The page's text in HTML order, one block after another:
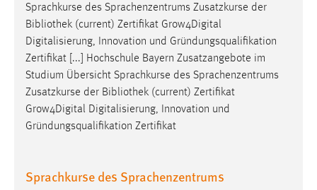
Sprachkurse des Sprachenzentrums Zusatzkurse der
Bibliothek (current) Zertifikat Grow4Digital
Digitalisierung, Innovation und Gründungsqualifikation
Zertifikat [...] Hochschule Bayern Zusatzangebote im
Studium Übersicht Sprachkurse des Sprachenzentrums
Zusatzkurse der Bibliothek (current) Zertifikat
Grow4Digital Digitalisierung, Innovation und
Gründungsqualifikation Zertifikat
Sprachkurse des Sprachenzentrums